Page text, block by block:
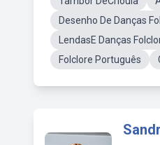
Desenho De Danças
LendasE Danças
Folclore Português